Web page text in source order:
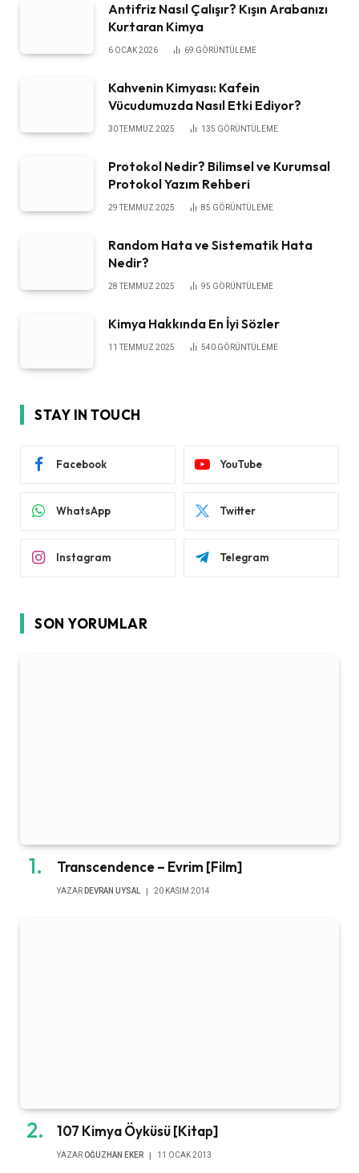
Antifriz Nasıl Çalışır? Kışın Arabanızı
Kurtaran Kimya
6 OCAK 2026 69 GÖRÜNTÜLEME
Kahvenin Kimyası: Kafein
Vücudumuzda Nasıl Etki Ediyor?
30 TEMMUZ 2025 135 GÖRÜNTÜLEME
Protokol Nedir? Bilimsel ve Kurumsal
Protokol Yazım Rehberi
29 TEMMUZ 2025 85 GÖRÜNTÜLEME
Random Hata ve Sistematik Hata
Nedir?
28 TEMMUZ 2025 95 GÖRÜNTÜLEME
Kimya Hakkında En İyi Sözler
11 TEMMUZ 2025 540 GÖRÜNTÜLEME
STAY IN TOUCH
Facebook YouTube
WhatsApp Twitter
Instagram Telegram
SON YORUMLAR
Transcendence – Evrim [Film]
YAZAR DEVRAN UYSAL 20 KASIM 2014
107 Kimya Öyküsü [Kitap]
YAZAR OĞUZHAN EKER 11 OCAK 2013